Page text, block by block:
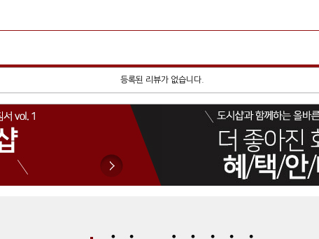
등록된 리뷰가 없습니다.